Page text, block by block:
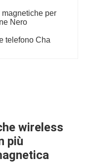
per
Nero
telefono Cha
wireless
più